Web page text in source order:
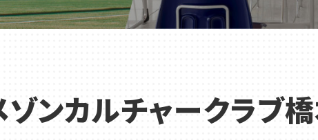
ゾンカルチャークラブ